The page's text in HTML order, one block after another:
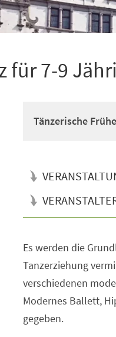
für 7-9
Tänzerische
Es werden die
Tanzerziehung
verschiedenen
Modernes Ballett,
gegeben.